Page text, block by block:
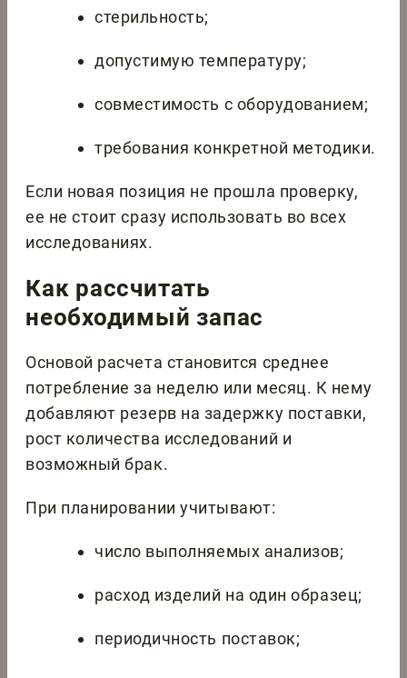
стерильность;
допустимую температуру;
совместимость с оборудованием;
требования конкретной методики.
Если новая позиция не прошла проверку,
ее не стоит сразу использовать во всех
исследованиях.
Как рассчитать
необходимый запас
Основой расчета становится среднее
потребление за неделю или месяц. К нему
добавляют резерв на задержку поставки,
рост количества исследований и
возможный брак.
При планировании учитывают:
число выполняемых анализов;
расход изделий на один образец;
периодичность поставок;